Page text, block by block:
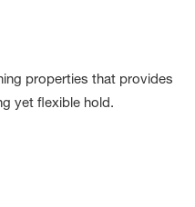
properties that provides
yet flexible hold.